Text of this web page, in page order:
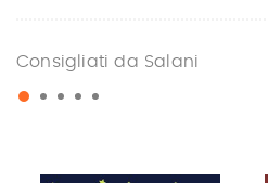
Consigliati da Salani